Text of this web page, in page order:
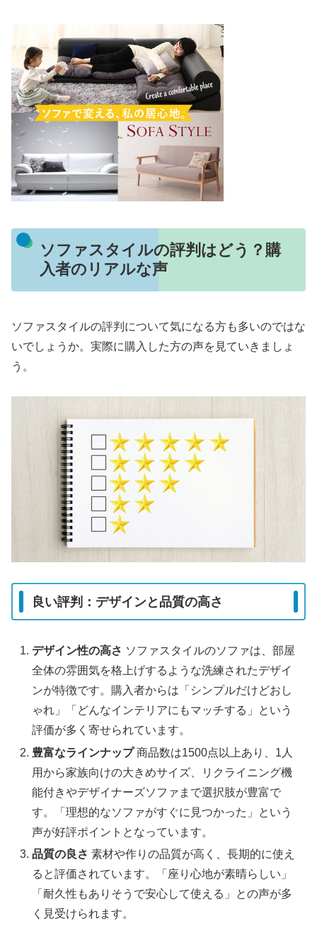
ソファスタイルの評判はどう？購
入者のリアルな声
ソファスタイルの評判について気になる方も多いのではな
いでしょうか。実際に購入した方の声を見ていきましょ
う。
良い評判：デザインと品質の高さ
デザイン性の高さ ソファスタイルのソファは、部屋
全体の雰囲気を格上げするような洗練されたデザイ
ンが特徴です。購入者からは「シンプルだけどおし
ゃれ」「どんなインテリアにもマッチする」という
評価が多く寄せられています。
豊富なラインナップ商品数は1500点以上あり、1人
用から家族向けの大きめサイズ、リクライニング機
能付きやデザイナーズソファまで選択肢が豊富で
す。「理想的なソファがすぐに見つかった」という
声が好評ポイントとなっています。
品質の良さ 素材や作りの品質が高く、長期的に使え
ると評価されています。「座り心地が素晴らしい」
「耐久性もありそうで安心して使える」との声が多
く見受けられます。